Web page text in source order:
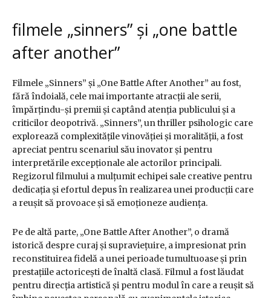
filmele „sinners” și „one battle
after another”
Filmele „Sinners” și „One Battle After Another” au fost,
fără îndoială, cele mai importante atracții ale serii,
împărțindu-și premii și captând atenția publicului și a
criticilor deopotrivă. „Sinners”, un thriller psihologic care
explorează complexitățile vinovăției și moralității, a fost
apreciat pentru scenariul său inovator și pentru
interpretările excepționale ale actorilor principali.
Regizorul filmului a mulțumit echipei sale creative pentru
dedicația și efortul depus în realizarea unei producții care
a reușit să provoace și să emoționeze audiența.
Pe de altă parte, „One Battle After Another”, o dramă
istorică despre curaj și supraviețuire, a impresionat prin
reconstituirea fidelă a unei perioade tumultuoase și prin
prestațiile actoricești de înaltă clasă. Filmul a fost lăudat
pentru direcția artistică și pentru modul în care a reușit să